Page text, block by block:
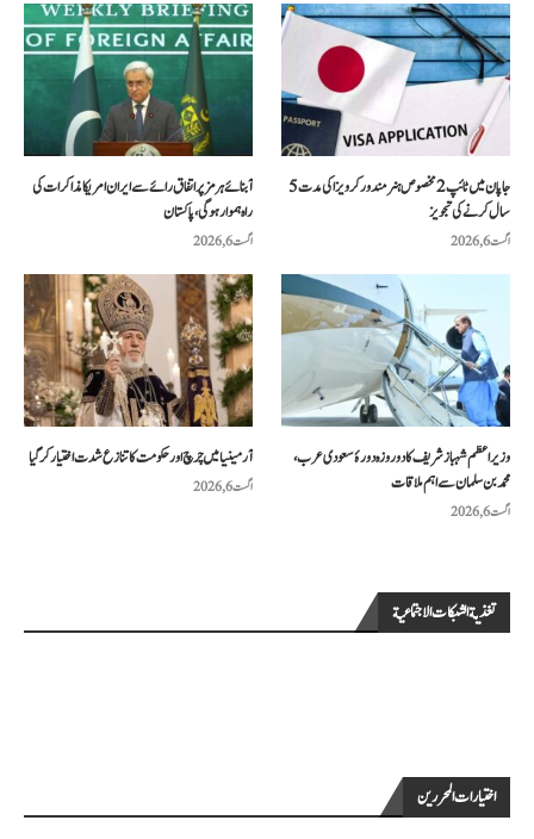
آبنائے ہرمز پر اتفاق رائے سے ایران امریکا مذاکرات کی
راہ ہموار ہوگی، پاکستان
اگست 6, 2026
جاپان میں ٹائپ 2 مخصوص ہنر مند ورکر ویزا کی مدت 5
سال کرنے کی تجویز
اگست 6, 2026
آرمینیا میں چرچ اور حکومت کا تنازع شدت اختیار کر گیا
اگست 6, 2026
وزیراعظم شہباز شریف کا دو روزہ دورۂ سعودی عرب،
محمد بن سلمان سے اہم ملاقات
اگست 6, 2026
تغذية الشبكات الاجتماعية
اختيارات المحررين